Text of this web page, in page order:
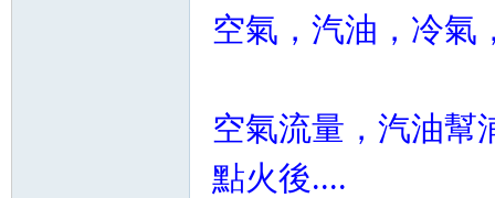
空氣，汽油，冷氣
空氣流量，汽油幫
點火後....